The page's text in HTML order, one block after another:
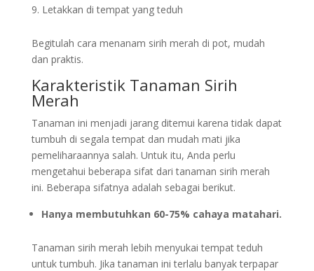
Letakkan di tempat yang teduh
Begitulah cara menanam sirih merah di pot, mudah
dan praktis.
Karakteristik Tanaman Sirih
Merah
Tanaman ini menjadi jarang ditemui karena tidak dapat
tumbuh di segala tempat dan mudah mati jika
pemeliharaannya salah. Untuk itu, Anda perlu
mengetahui beberapa sifat dari tanaman sirih merah
ini. Beberapa sifatnya adalah sebagai berikut.
Hanya membutuhkan 60-75% cahaya matahari.
Tanaman sirih merah lebih menyukai tempat teduh
untuk tumbuh. Jika tanaman ini terlalu banyak terpapar